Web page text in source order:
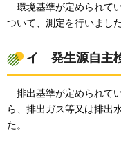
環境基準が定められて
ついて、測定を行いました
イ 発生源自主
排出基準が定められて
ら、排出ガス等又は排出
た。